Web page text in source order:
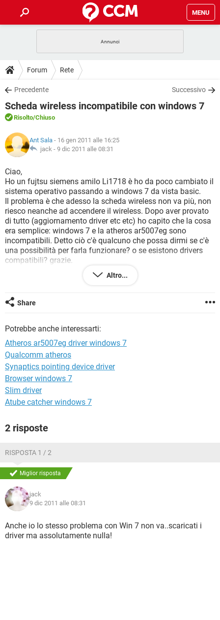
MENU
INTRATTENIMENTO
iOS
INSTAGRAM WHATSAPP
TIKTOK
HARDWARE
GUIDE
COVID-19
iOS
INSTAGRAM
TIKTOK
DOWNLOAD
COVID-19 GAMING
INTRATTENIMENTO
iOS WINDOWS 10
INSTAGRAM
TIKTOK
HARDWARE
FORUM
COVID-19
INTRATTENIMENTO
INSTAGRAM WHATSAPP
TIKTOK FACEBOOK
HARDWARE
GLOSSARIO
COVID-19
INTRATTENIMENTO
iOS WINDOWS 10
INSTAGRAM WHATSAPP
TIKTOK FACEBOOK
HARDWARE
Forum Rete
Precedente Successivo
Scheda wireless incompatibile con windows 7
Risolto/Chiuso
Ant Sala - 16 gen 2011 alle 16:25
jack - 9 dic 2011 alle 08:31
Ciao,
Ho un fujtsu siemens amilo Li1718 è ho da poco cambiato il
sistema operativo passando a windows 7 da vista basic.
Il problema è che adesso la scheda wireless non va più, non
riesco neanche ad accendere il wireless. Dopo aver provato
di tutto (aggiornamento driver etc etc) ho capito che la cosa
era semplice: windows 7 e la atheros ar5007eg sono
incompatibili. Detto ciò c'è qualcuno che possa dirmi se c'è
una possibilità per farla funzionare? o se esistono drivers
compatibili? grazie.
Altro...
Share
Potrebbe anche interessarti:
Atheros ar5007eg driver windows 7
Qualcomm atheros
Synaptics pointing device driver
Browser windows 7
Slim driver
Atube catcher windows 7
2 risposte
RISPOSTA 1 / 2
Miglior risposta
jack
9 dic 2011 alle 08:31
Anche io lo stesso problema con Win 7 non va..scaricati i
driver ma assolutamente nulla!